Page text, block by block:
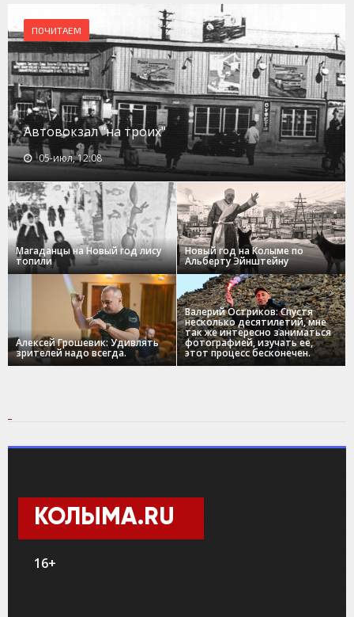
ПОЧИТАЕМ
Автовокзал "на троих"
05-июл, 12:08
Магаданцы на Новый год лису
топили
Новый год на Колыме по
Альберту Эйнштейну
Алексей Грошевик: Удивлять
зрителей надо всегда.
Валерий Остриков: Спустя
несколько десятилетий, мне
так же интересно заниматься
фотографией, изучать ее,
этот процесс бесконечен.
КОЛЫМА.RU
16+